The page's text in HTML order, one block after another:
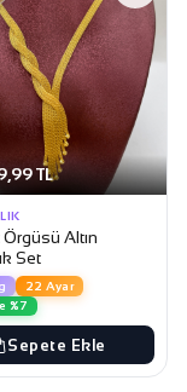
TL
Örgüsü Altın
Set
22 Ayar
%7
Sepete Ekle